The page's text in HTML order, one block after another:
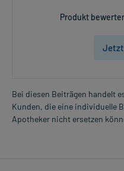
Produkt
Bei diesen Beiträgen handelt
Kunden, die eine individuelle
Apotheker nicht ersetzen